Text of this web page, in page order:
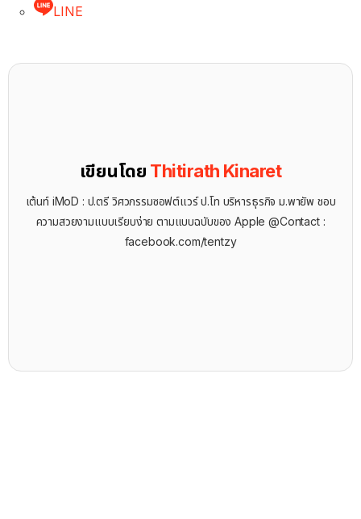
LINE
เขียนโดย Thitirath Kinaret
เต้นท์ iMoD : ป.ตรี วิศวกรรมซอฟต์แวร์ ป.โท บริหารธุรกิจ ม.พายัพ ชอบ
ความสวยงามแบบเรียบง่าย ตามแบบฉบับของ Apple @Contact :
facebook.com/tentzy